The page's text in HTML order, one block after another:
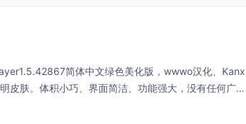
简体中文绿色美化版，wwwo汉化、Kanx
皮肤。体积小巧、界面简洁、功能强大，没有任何广